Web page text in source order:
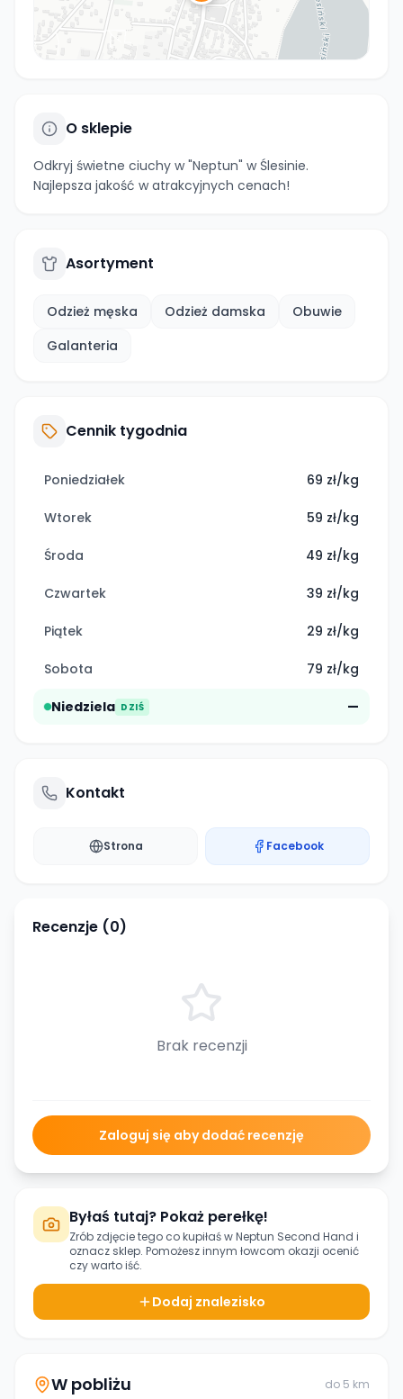
O sklepie
Odkryj świetne ciuchy w "Neptun" w Ślesinie.
Najlepsza jakość w atrakcyjnych cenach!
Asortyment
Odzież męska Odzież damska
Obuwie
Galanteria
Cennik tygodnia
Poniedziałek 69 zł/kg
Wtorek 59 zł/kg
Środa 49 zł/kg
Czwartek 39 zł/kg
Piątek 29 zł/kg
Sobota 79 zł/kg
Niedziela DZIŚ —
Kontakt
Strona Facebook
Recenzje (0)
Brak recenzji
Zaloguj się aby dodać recenzję
Byłaś tutaj? Pokaż perełkę!
Zrób zdjęcie tego co kupiłaś wNeptun Second Hand i
oznacz sklep. Pomożesz innym łowcom okazji ocenić
czy warto iść.
Dodaj znalezisko
W pobliżu do 5 km